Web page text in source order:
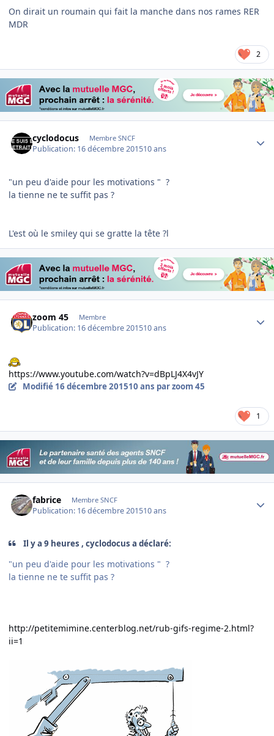
On dirait un roumain qui fait la manche dans nos rames RER
MDR
2
cyclodocus Membre SNCF
Publication: 16 décembre 201510 ans
"un peu d'aide pour les motivations " ?
la tienne ne te suffit pas ?
L'est où le smiley qui se gratte la tête ?l
zoom 45 Membre
Publication: 16 décembre 201510 ans
https://www.youtube.com/watch?v=dBpLJ4X4vJY
Modifié 16 décembre 201510 ans par zoom 45
1
fabrice Membre SNCF
Publication: 16 décembre 201510 ans
Il y a 9 heures , cyclodocus a déclaré:
"un peu d'aide pour les motivations " ?
la tienne ne te suffit pas ?
http://petitemimine.centerblog.net/rub-gifs-regime-2.html?
ii=1